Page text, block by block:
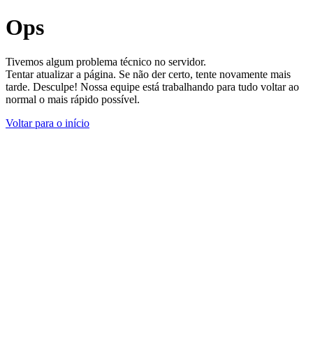
Ops
Tivemos algum problema técnico no servidor.
Tentar atualizar a página. Se não der certo, tente novamente mais
tarde. Desculpe! Nossa equipe está trabalhando para tudo voltar ao
normal o mais rápido possível.
Voltar para o início